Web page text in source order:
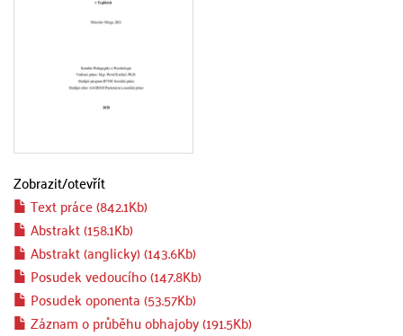
Zobrazit/otevřít
Text práce (842.1Kb)
Abstrakt (158.1Kb)
Abstrakt (anglicky) (143.6Kb)
Posudek vedoucího (147.8Kb)
Posudek oponenta (53.57Kb)
Záznam o průběhu obhajoby (191.5Kb)